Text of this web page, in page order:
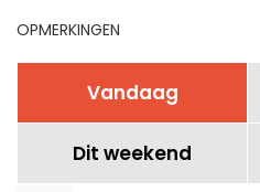
OPMERKINGEN
Vandaag
Dit weekend